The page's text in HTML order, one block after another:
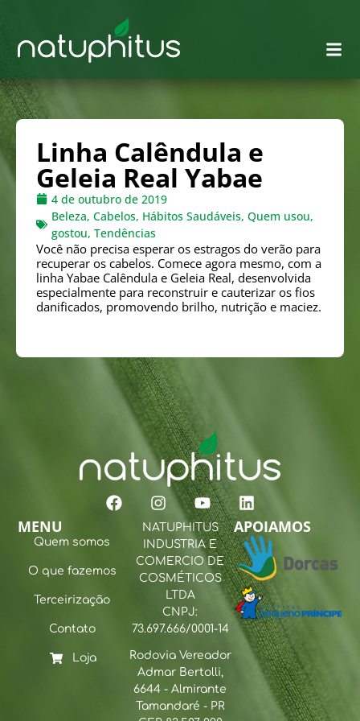
Linha Calêndula e
Geleia Real Yabae
4 de outubro de 2019
Beleza, Cabelos, Hábitos Saudáveis, Quem usou,
gostou, Tendências
Você não precisa esperar os estragos do verão para
recuperar os cabelos. Comece agora mesmo, com a
linha Yabae Calêndula e Geleia Real, desenvolvida
especialmente para reconstruir e cauterizar os fios
danificados, promovendo brilho, nutrição e maciez.
MENU
Quem somos
O que fazemos
Terceirização
Contato
Loja
NATUPHITUS
INDUSTRIA E
COMERCIO DE
COSMÉTICOS
LTDA
CNPJ:
73.697.666/0001-14
Rodovia Vereador
Admar Bertolli,
6644 - Almirante
Tamandaré - PR
APOIAMOS